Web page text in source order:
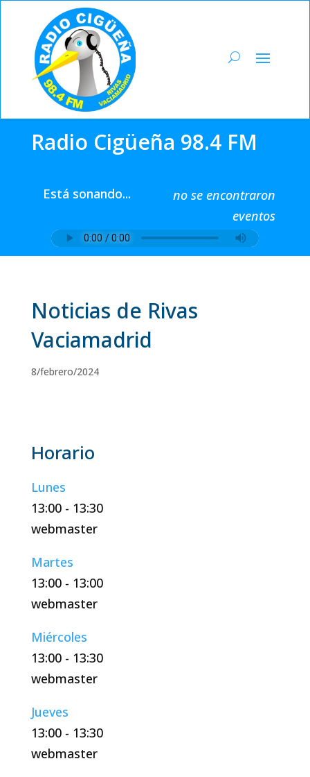
Radio Cigüeña 98.4 FM
Está sonando...
no se encontraron
eventos
Noticias de Rivas
Vaciamadrid
8/febrero/2024
Lunes
13:00- 13:30
webmaster
Martes
13:00- 13:00
webmaster
Miércoles
13:00- 13:30
webmaster
Jueves
13:00- 13:30
webmaster